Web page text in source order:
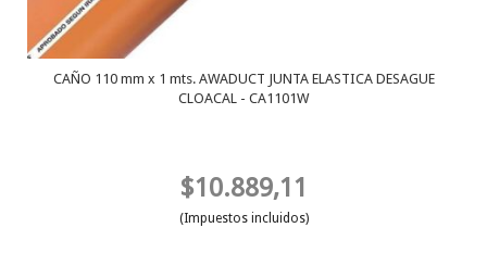
CAÑO 110 mm x 1 mts. AWADUCT JUNTA ELASTICA DESAGUE
CLOACAL - CA1101W
$10.889,11
(Impuestos incluidos)